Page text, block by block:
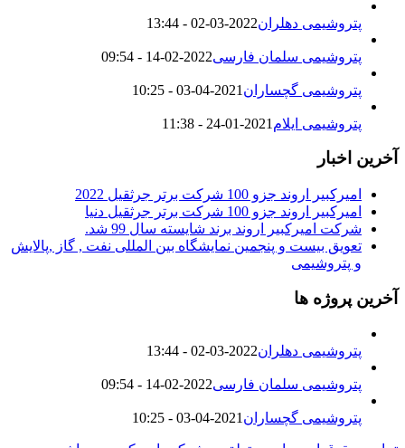
پتروشیمی دهلران2022-03-02 - 13:44
پتروشیمی سلمان فارسی2022-02-14 - 09:54
پتروشیمی گچساران 2021-04-03 - 10:25
پتروشیمی ایلام 2021-01-24 - 11:38
آخرین اخبار
امیرکبیر اروند جزو 100 شرکت برتر جرثقیل 2022
امیرکبیر اروند جزو 100 شرکت برتر جرثقیل دنیا
شرکت امیرکبیر اروند برند شایسته سال 99 شد.
تعویق بیست و پنجمین نمایشگاه بین المللی نفت , گاز ,پالایش
و پتروشیمی
آخرین پروژه ها
پتروشیمی دهلران2022-03-02 - 13:44
پتروشیمی سلمان فارسی2022-02-14 - 09:54
پتروشیمی گچساران 2021-04-03 - 10:25